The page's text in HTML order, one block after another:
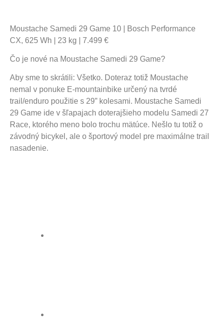
Moustache Samedi 29 Game 10 | Bosch Performance
CX, 625 Wh | 23 kg | 7.499 €
Čo je nové na Moustache Samedi 29 Game?
Aby sme to skrátili: Všetko. Doteraz totiž Moustache
nemal v ponuke E-mountainbike určený na tvrdé
trail/enduro použitie s 29” kolesami. Moustache Samedi
29 Game ide v šľapajach doterajšieho modelu Samedi 27
Race, ktorého meno bolo trochu mätúce. Nešlo tu totiž o
závodný bicykel, ale o športový model pre maximálne trail
nasadenie.